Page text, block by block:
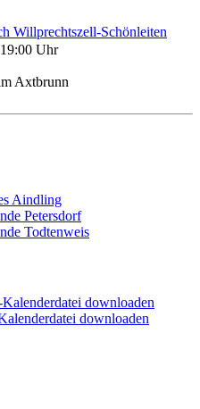
Willprechtszell-Schönleiten
Uhr
Axtbrunn
Aindling
Petersdorf
Todtenweis
downloaden
downloaden